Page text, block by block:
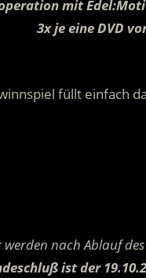
mit
3x je eine DVD
füllt einfach
werden nach Ablauf
ist der